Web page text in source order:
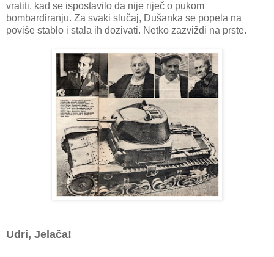
vratiti, kad se ispostavilo da nije riječ o pukom
bombardiranju. Za svaki slučaj, Dušanka se popela na
poviše stablo i stala ih dozivati. Netko zazviždi na prste.
Udri, Jelača!